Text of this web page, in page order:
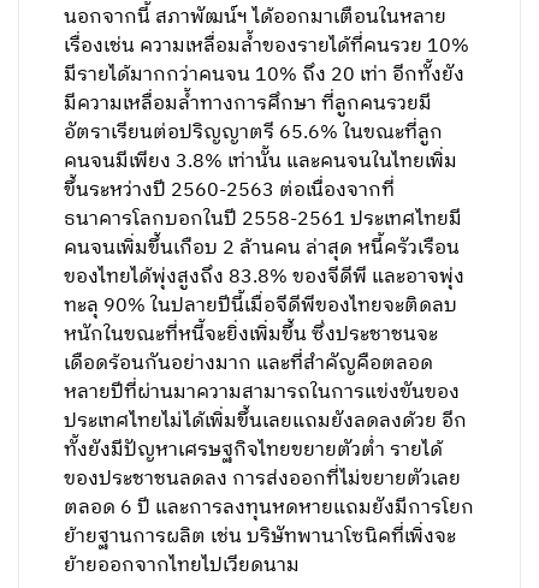
นอกจากนี้ สภาพัฒน์ฯ ได้ออกมาเตือนในหลาย
เรื่องเช่น ความเหลื่อมล้ำของรายได้ที่คนรวย 10%
มีรายได้มากกว่าคนจน 10% ถึง 20 เท่า อีกทั้งยัง
มีความเหลื่อมล้ำทางการศึกษา ที่ลูกคนรวยมี
อัตราเรียนต่อปริญญาตรี 65.6% ในขณะที่ลูก
คนจนมีเพียง 3.8% เท่านั้น และคนจนในไทยเพิ่ม
ขึ้นระหว่างปี 2560-2563 ต่อเนื่องจากที่
ธนาคารโลกบอกในปี 2558-2561 ประเทศไทยมี
คนจนเพิ่มขึ้นเกือบ 2 ล้านคน ล่าสุด หนี้ครัวเรือน
ของไทยได้พุ่งสูงถึง 83.8% ของจีดีพี และอาจพุ่ง
ทะลุ 90% ในปลายปีนี้เมื่อจีดีพีของไทยจะติดลบ
หนักในขณะที่หนี้จะยิ่งเพิ่มขึ้น ซึ่งประชาชนจะ
เดือดร้อนกันอย่างมาก และที่สำคัญคือตลอด
หลายปีที่ผ่านมาความสามารถในการแข่งขันของ
ประเทศไทยไม่ได้เพิ่มขึ้นเลยแถมยังลดลงด้วย อีก
ทั้งยังมีปัญหาเศรษฐกิจไทยขยายตัวต่ำ รายได้
ของประชาชนลดลง การส่งออกที่ไม่ขยายตัวเลย
ตลอด 6 ปี และการลงทุนหดหายแถมยังมีการโยก
ย้ายฐานการผลิต เช่น บริษัทพานาโซนิคที่เพิ่งจะ
ย้ายออกจากไทยไปเวียดนาม